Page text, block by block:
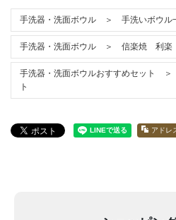
手洗器・洗面ボウル ＞ 手洗いボウル
手洗器・洗面ボウル ＞ 信楽焼 利楽
手洗器・洗面ボウルおすすめセット
ト
アドレ